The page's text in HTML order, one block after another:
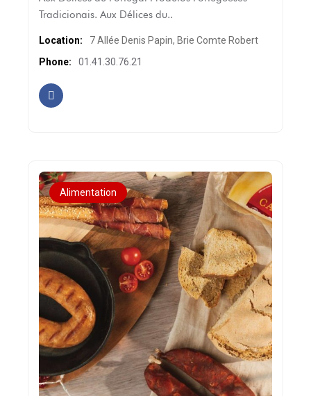
Tradicionais. Aux Délices du..
Location:
7 Allée Denis Papin, Brie Comte Robert
Phone:
01.41.30.76.21
Alimentation